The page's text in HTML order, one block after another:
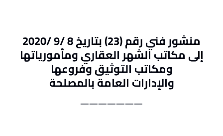
منشور فني رقم (23) بتاريخ 8 /9 /2020
إلى مكاتب الشهر العقاري ومأمورياتها
ومكاتب التوثيق وفروعها
والإدارات العامة بالمصلحة
———————